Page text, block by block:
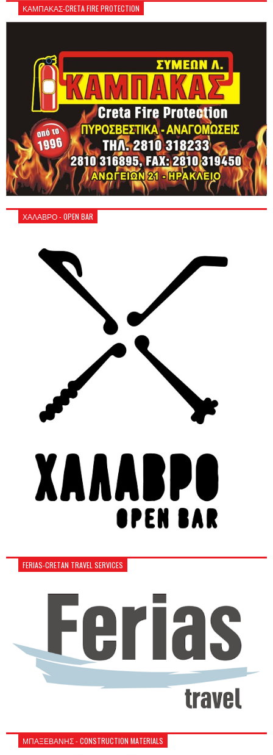
ΚΑΜΠΑΚΑΣ-CRETA FIRE PROTECTION
ΧΑΛΑΒΡΟ - OPEN BAR
FERIAS-CRETAN TRAVEL SERVICES
ΜΠΑΞΕΒΑΝΗΣ - CONSTRUCTION MATERIALS